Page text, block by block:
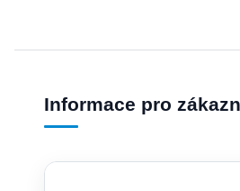
Informace pro